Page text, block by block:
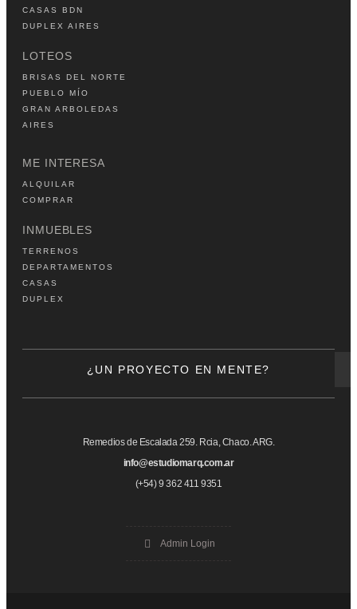
ME INTERESA
ALQUILAR
COMPRAR
INMUEBLES
TERRENOS
DEPARTAMENTOS
CASAS
DUPLEX
CASAS BDN
DUPLEX AIRES
LOTEOS
BRISAS DEL NORTE
PUEBLO MÍO
GRAN ARBOLEDAS
AIRES
Remedios de Escalada 259. Rcia, Chaco. ARG.
info@estudiomarq.com.ar
(+54) 9 362 411 9351
Admin Login
¿UN PROYECTO EN MENTE?